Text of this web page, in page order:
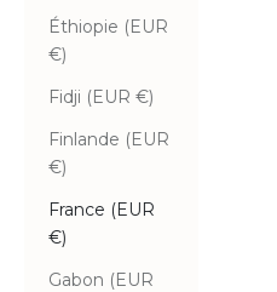
Éthiopie (EUR
€)
Fidji (EUR €)
Finlande (EUR
€)
France (EUR
€)
Gabon (EUR